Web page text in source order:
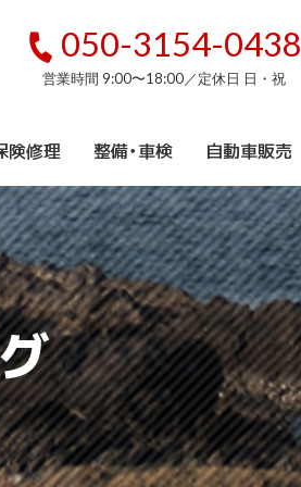
050-3154-0438
営業時間 9:00〜18:00／定休日 日・祝
険修理 整備・車検 自動車販売